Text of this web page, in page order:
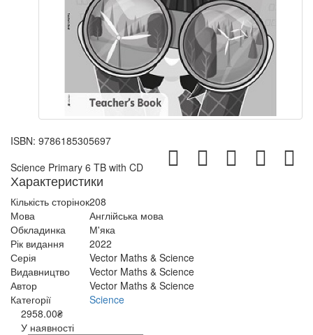
ISBN: 9786185305697
Science Primary 6 TB with CD
Характеристики
Кількість сторінок208
Мова
Англійська мова
Обкладинка
М'яка
Рік видання
2022
Серія
Vector Maths & Science
Видавництво
Vector Maths & Science
Автор
Vector Maths & Science
Категорії
Science
2958.00₴
У наявності